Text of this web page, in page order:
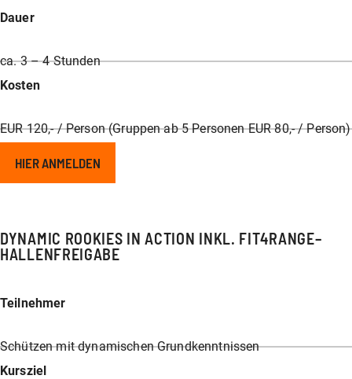
Dauer
ca. 3 – 4 Stunden
Kosten
EUR 120,- / Person (Gruppen ab 5 Personen EUR 80,- / Person)
HIER ANMELDEN
DYNAMIC ROOKIES IN ACTION INKL. FIT4RANGE–
HALLENFREIGABE
Teilnehmer
Schützen mit dynamischen Grundkenntnissen
Kursziel